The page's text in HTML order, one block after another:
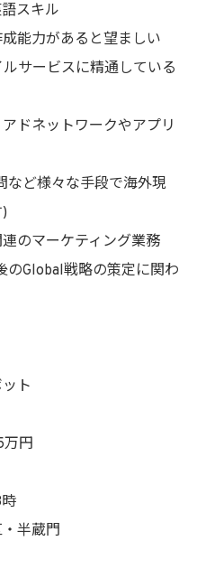
スキル
能力があると望ましい
サービスに精通している
ドネットワークやアプリ
ど様々な手段で海外現
のマーケティング業務
Global戦略の策定に関わ
ト
万円
半蔵門